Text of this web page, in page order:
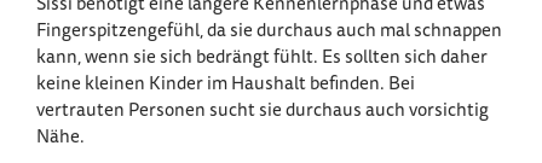
Fingerspitzengefühl, da sie durchaus auch mal schnappen
kann, wenn sie sich bedrängt fühlt. Es sollten sich daher
keine kleinen Kinder im Haushalt befinden. Bei
vertrauten Personen sucht sie durchaus auch vorsichtig
Nähe.